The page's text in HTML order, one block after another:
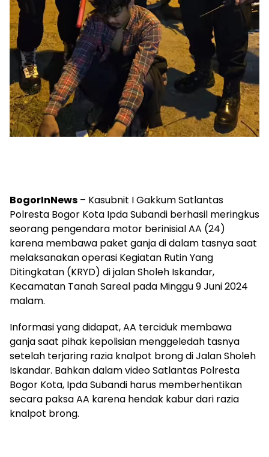
BogorInNews – Kasubnit I Gakkum Satlantas
Polresta Bogor Kota Ipda Subandi berhasil meringkus
seorang pengendara motor berinisial AA (24)
karena membawa paket ganja di dalam tasnya saat
melaksanakan operasi Kegiatan Rutin Yang
Ditingkatan (KRYD) di jalan Sholeh Iskandar,
Kecamatan Tanah Sareal pada Minggu 9 Juni 2024
malam.
Informasi yang didapat, AA terciduk membawa
ganja saat pihak kepolisian menggeledah tasnya
setelah terjaring razia knalpot brong di Jalan Sholeh
Iskandar. Bahkan dalam video Satlantas Polresta
Bogor Kota, Ipda Subandi harus memberhentikan
secara paksa AA karena hendak kabur dari razia
knalpot brong.